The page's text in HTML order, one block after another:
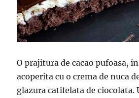
O prajitura de cacao pufoasa,
acoperita cu o crema de nuca
glazura catifelata de ciocolata.